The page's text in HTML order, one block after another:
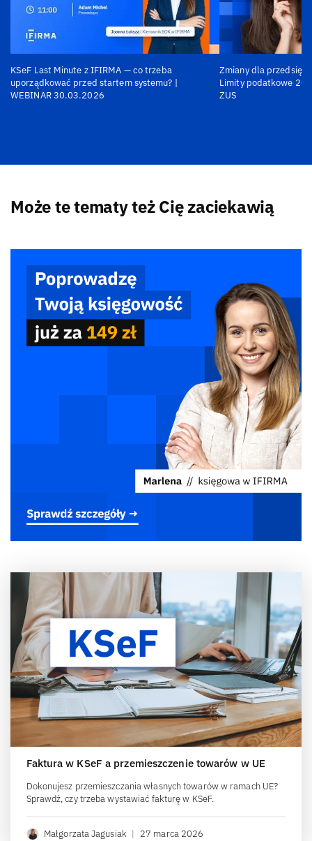
KSeF Last Minute z IFIRMA — co trzeba
uporządkować przed startem systemu? |
WEBINAR 30.03.2026
Zmiany dla
Limity podatkowe
ZUS
Może te tematy też Cię zaciekawią
Faktura w KSeF a przemieszczenie towarów w UE
Dokonujesz przemieszczania własnych towarów w ramach UE?
Sprawdź, czy trzeba wystawiać fakturę w KSeF.
Małgorzata Jagusiak | 27 marca 2026